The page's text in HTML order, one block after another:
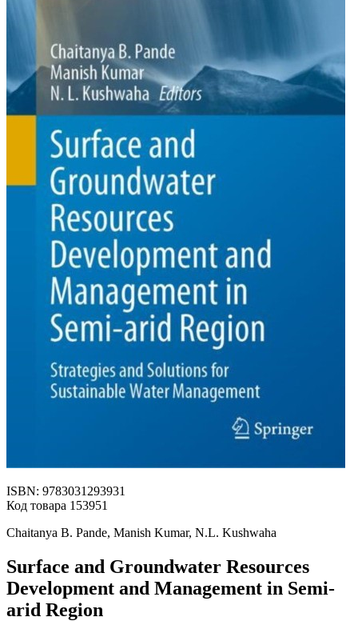
ISBN: 9783031293931
Код товара 153951
Chaitanya B. Pande, Manish Kumar, N.L. Kushwaha
Surface and Groundwater Resources
Development and Management in Semi-
arid Region